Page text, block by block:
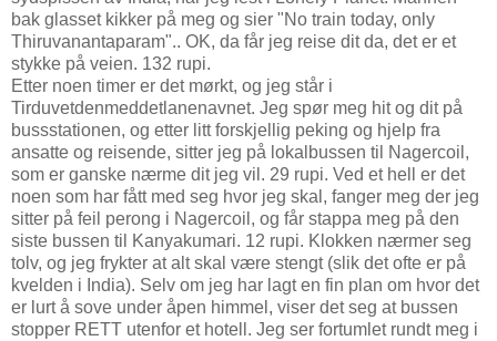
bak glasset kikker på meg og sier "No train today, only
Thiruvanantaparam".. OK, da får jeg reise dit da, det er et
stykke på veien. 132 rupi.
Etter noen timer er det mørkt, og jeg står i
Tirduvetdenmeddetlanenavnet. Jeg spør meg hit og dit på
bussstationen, og etter litt forskjellig peking og hjelp fra
ansatte og reisende, sitter jeg på lokalbussen til Nagercoil,
som er ganske nærme dit jeg vil. 29 rupi. Ved et hell er det
noen som har fått med seg hvor jeg skal, fanger meg der jeg
sitter på feil perong i Nagercoil, og får stappa meg på den
siste bussen til Kanyakumari. 12 rupi. Klokken nærmer seg
tolv, og jeg frykter at alt skal være stengt (slik det ofte er på
kvelden i India). Selv om jeg har lagt en fin plan om hvor det
er lurt å sove under åpen himmel, viser det seg at bussen
stopper RETT utenfor et hotell. Jeg ser fortumlet rundt meg i